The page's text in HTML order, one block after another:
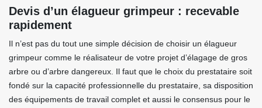
Devis d’un élagueur grimpeur : recevable
rapidement
Il n’est pas du tout une simple décision de choisir un élagueur
grimpeur comme le réalisateur de votre projet d’élagage de gros
arbre ou d’arbre dangereux. Il faut que le choix du prestataire soit
fondé sur la capacité professionnelle du prestataire, sa disposition
des équipements de travail complet et aussi le consensus pour le